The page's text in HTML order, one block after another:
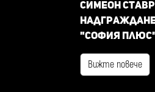
Симеон
"София
Вижте повече